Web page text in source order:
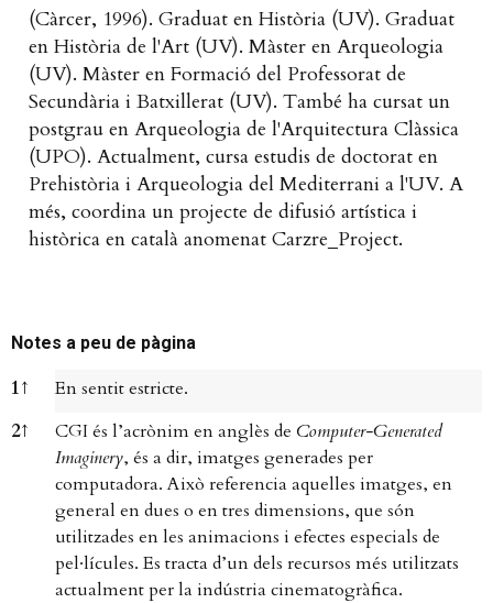
(Càrcer, 1996). Graduat en Història (UV). Graduat
en Història de l'Art (UV). Màster en Arqueologia
(UV). Màster en Formació del Professorat de
Secundària i Batxillerat (UV). També ha cursat un
postgrau en Arqueologia de l'Arquitectura Clàssica
(UPO). Actualment, cursa estudis de doctorat en
Prehistòria i Arqueologia del Mediterrani a l'UV. A
més, coordina un projecte de difusió artística i
històrica en català anomenat Carzre_Project.
Notes a peu de pàgina
Notes a peu de pàgina
1↑
En sentit estricte.
2↑ CGI és l’acrònim en anglès de Computer-Generated
Imaginery, és a dir, imatges generades per
computadora. Això referencia aquelles imatges, en
general en dues o en tres dimensions, que són
utilitzades en les animacions i efectes especials de
pel·lícules. Es tracta d’un dels recursos més utilitzats
actualment per la indústria cinematogràfica.